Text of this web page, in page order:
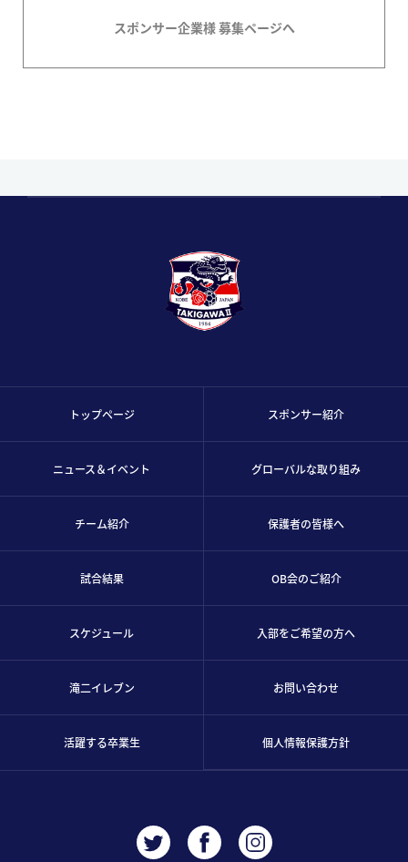
スポンサー企業様 募集ページへ
トップページ
ニュース＆イベント
チーム紹介
試合結果
スケジュール
滝二イレブン
活躍する卒業生
スポンサー紹介
グローバルな取り組み
保護者の皆様へ
OB会のご紹介
入部をご希望の方へ
お問い合わせ
個人情報保護方針